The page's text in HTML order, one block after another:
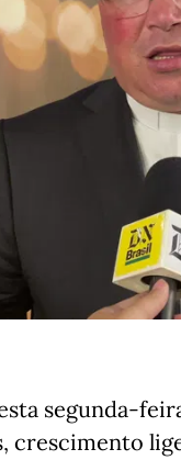
segunda-
crescimento